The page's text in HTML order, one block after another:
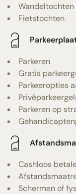
Wandeltochten
Fietstochten
Parkeren
Gratis
Parkeeropties
Parkeren op
Cashloos
Schermen of